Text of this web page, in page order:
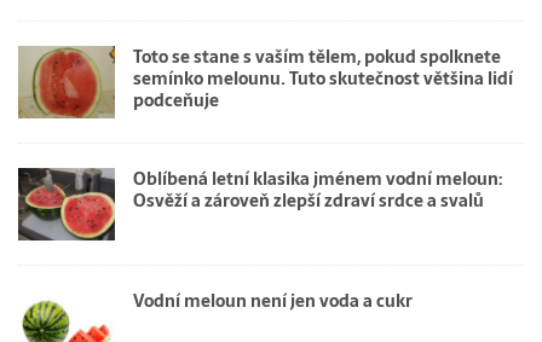
Toto se stane s vaším tělem, pokud spolknete
semínko melounu. Tuto skutečnost většina lidí
podceňuje
Oblíbená letní klasika jménem vodní meloun:
Osvěží a zároveň zlepší zdraví srdce a svalů
Vodní meloun není jen voda a cukr